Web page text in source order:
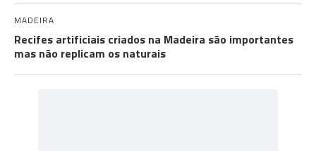
MADEIRA
Recifes artificiais criados na Madeira são importantes
mas não replicam os naturais